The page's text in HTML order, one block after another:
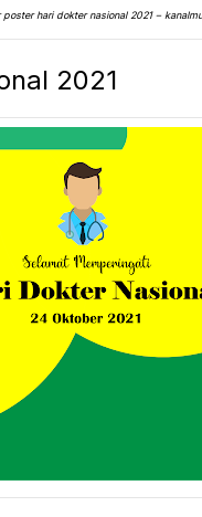
poster hari dokter nasional 2021 – kanalmu
2021